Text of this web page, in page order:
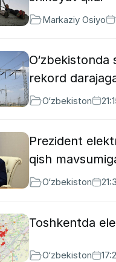
Markaziy Osiyo
rekord
O‘zbekiston
Prezident
qish
O‘zbekiston
Toshkentda
O‘zbekiston